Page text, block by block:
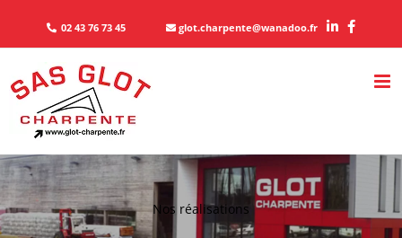
contenu
02 43 76 73 45 glot.charpente@wanadoo.fr
Nos réalisations